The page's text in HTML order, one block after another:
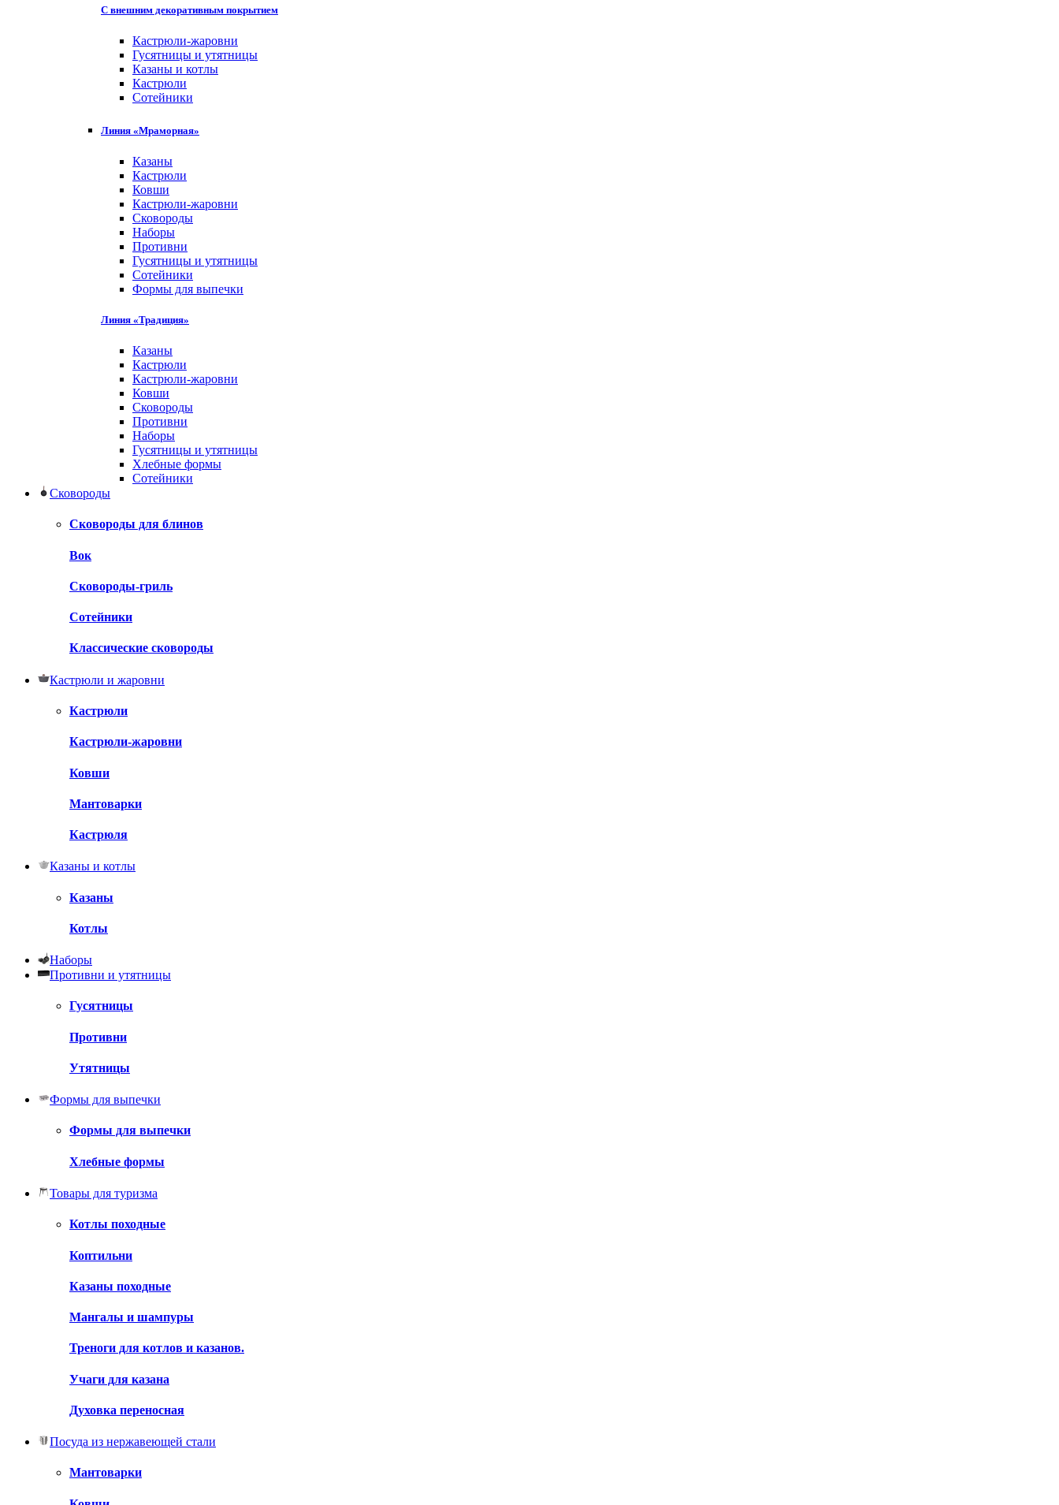
С внешним декоративным покрытием
Кастрюли-жаровни
Гусятницы и утятницы
Казаны и котлы
Кастрюли
Сотейники
Линия «Мраморная»
Казаны
Кастрюли
Ковши
Кастрюли-жаровни
Сковороды
Наборы
Противни
Гусятницы и утятницы
Сотейники
Формы для выпечки
Линия «Традиция»
Казаны
Кастрюли
Кастрюли-жаровни
Ковши
Сковороды
Противни
Наборы
Гусятницы и утятницы
Хлебные формы
Сотейники
Сковороды
Сковороды для блинов
Вок
Сковороды-гриль
Сотейники
Классические сковороды
Кастрюли и жаровни
Кастрюли
Кастрюли-жаровни
Ковши
Мантоварки
Кастрюля
Казаны и котлы
Казаны
Котлы
Наборы
Противни и утятницы
Гусятницы
Противни
Утятницы
Формы для выпечки
Формы для выпечки
Хлебные формы
Товары для туризма
Котлы походные
Коптильни
Казаны походные
Мангалы и шампуры
Треноги для котлов и казанов.
Учаги для казана
Духовка переносная
Посуда из нержавеющей стали
Мантоварки